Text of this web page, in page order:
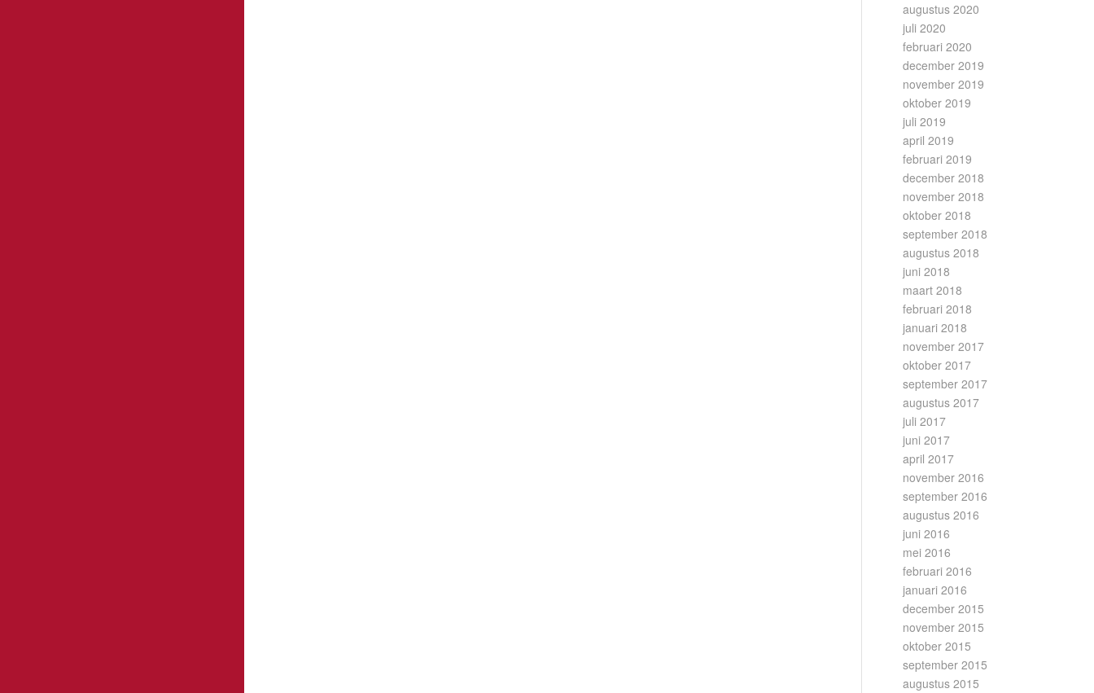
augustus 2020
juli 2020
februari 2020
december 2019
november 2019
oktober 2019
juli 2019
april 2019
februari 2019
december 2018
november 2018
oktober 2018
september 2018
augustus 2018
juni 2018
maart 2018
februari 2018
januari 2018
november 2017
oktober 2017
september 2017
augustus 2017
juli 2017
juni 2017
april 2017
november 2016
september 2016
augustus 2016
juni 2016
mei 2016
februari 2016
januari 2016
december 2015
november 2015
oktober 2015
september 2015
augustus 2015